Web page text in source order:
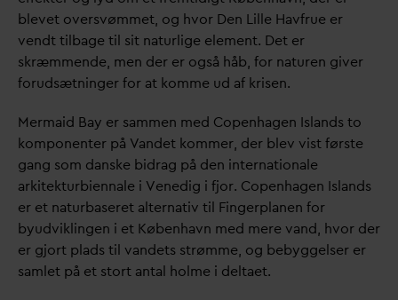
blevet oversvømmet, og hvor Den Lille Havfrue er
vendt tilbage til sit naturlige element. Det er
skræmmende, men der er også håb, for naturen giver
forudsætninger for at komme ud af krisen.
Mermaid Bay er sammen med Copenhagen Islands to
komponenter på Vandet kommer, der blev vist første
gang som danske bidrag på den internationale
arkitekturbiennale i Venedig i fjor. Copenhagen Islands
er et naturbaseret alternativ til Fingerplanen for
byudviklingen i et København med mere vand, hvor der
er gjort plads til vandets strømme, og bebyggelser er
samlet på et stort antal holme i deltaet.